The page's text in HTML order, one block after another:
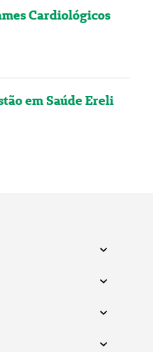
Cardiológicos
em Saúde Ereli